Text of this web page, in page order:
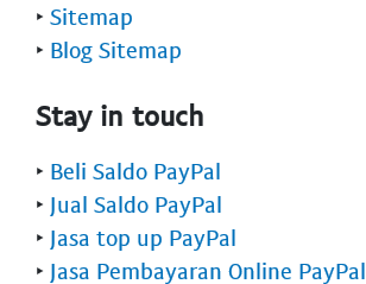
‣ Sitemap
‣ Blog Sitemap
Stay in touch
‣ Beli Saldo PayPal
‣ Jual Saldo PayPal
‣ Jasa top up PayPal
‣ Jasa Pembayaran Online PayPal